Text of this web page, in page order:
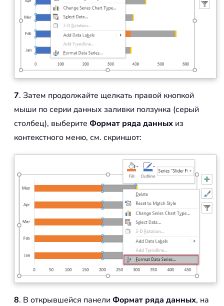
7. Затем продолжайте щелкать правой кнопкой
мыши по серии данных заливки ползунка (серый
столбец), выберите Формат ряда данных из
контекстного меню, см. скриншот:
8. В открывшейся панели Формат ряда данных, на